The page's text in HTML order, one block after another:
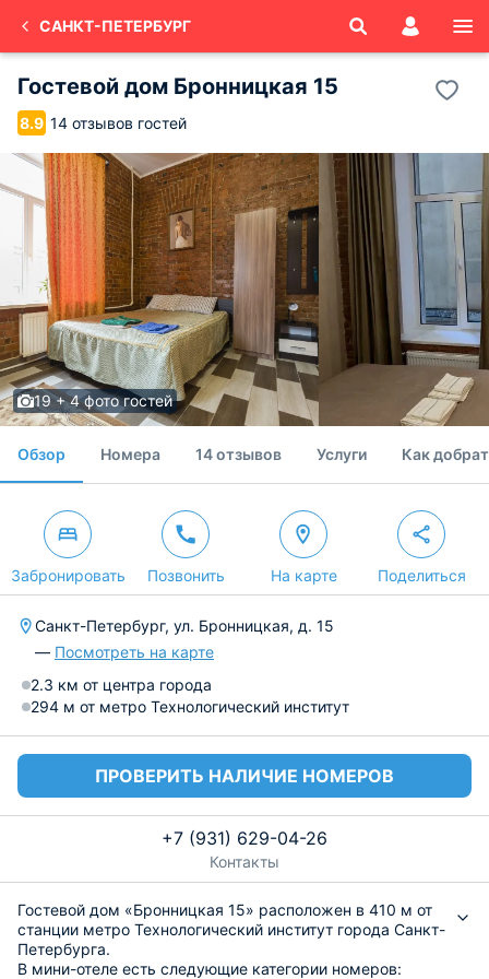
САНКТ-ПЕТЕРБУРГ
Гостевой дом Бронницкая 15
8.9 14 отзывов гостей
19 + 4 фото гостей
Обзор Номера 14 отзывов Услуги Как
Забронировать Позвонить На карте Поделиться
Санкт-Петербург, ул. Бронницкая, д. 15
— Посмотреть на карте
2.3 км от центра города
294 м от метро Технологический институт
ПРОВЕРИТЬ НАЛИЧИЕ НОМЕРОВ
+7 (931) 629-04-26
Контакты
Гостевой дом «Бронницкая 15» расположен в 410 м от
станции метро Технологический институт города Санкт-
Петербурга.
В мини-отеле есть следующие категории номеров: